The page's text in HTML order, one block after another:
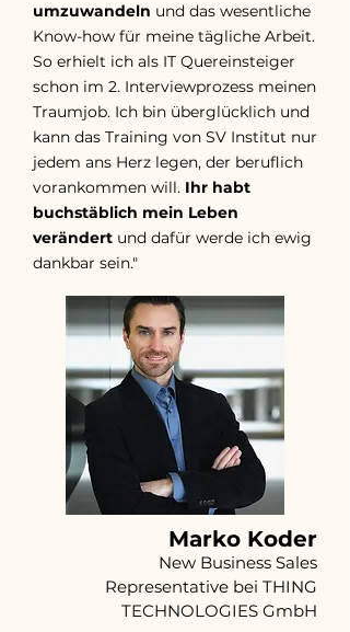
umzuwandeln und das wesentliche
Know-how für meine tägliche Arbeit.
So erhielt ich als IT Quereinsteiger
schon im 2. Interviewprozess meinen
Traumjob. Ich bin überglücklich und
kann das Training von SV Institut nur
jedem ans Herz legen, der beruflich
vorankommen will. Ihr habt
buchstäblich mein Leben
verändert und dafür werde ich ewig
dankbar sein."
Marko Koder
New Business Sales
Representative bei THING
TECHNOLOGIES GmbH